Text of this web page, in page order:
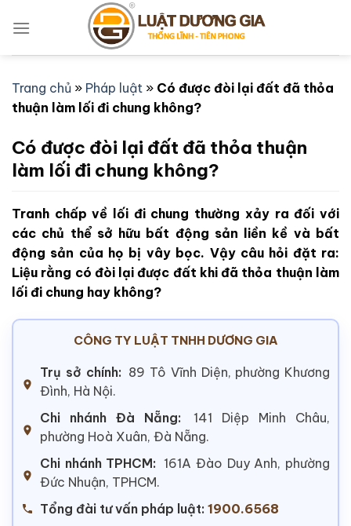
qua
Trang chủ » Pháp luật » Có được đòi lại đất đã thỏa
thuận làm lối đi chung không?
Có được đòi lại đất đã thỏa thuận
làm lối đi chung không?
Tranh chấp về lối đi chung thường xảy ra đối với
các chủ thể sở hữu bất động sản liền kề và bất
động sản của họ bị vây bọc. Vậy câu hỏi đặt ra:
Liệu rằng có đòi lại được đất khi đã thỏa thuận làm
lối đi chung hay không?
CÔNG TY LUẬT TNHH DƯƠNG GIA
Trụ sở chính: 89 Tô Vĩnh Diện, phường Khương
Đình, Hà Nội.
Chi nhánh Đà Nẵng:
141 Diệp Minh Châu,
phường Hoà Xuân, Đà Nẵng.
Chi nhánh TPHCM: 161A Đào Duy Anh, phường
Đức Nhuận, TPHCM.
Tổng đài tư vấn pháp luật: 1900.6568